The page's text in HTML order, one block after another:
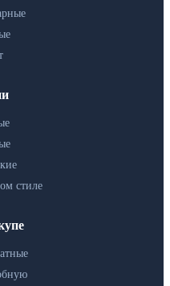
стиле